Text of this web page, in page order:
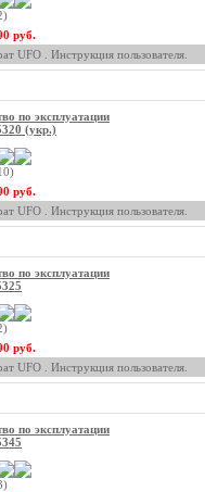
руб.
UFO . Инструкция пользователя.
по эксплуатации
(укр.)
руб.
UFO . Инструкция пользователя.
по эксплуатации
руб.
UFO . Инструкция пользователя.
по эксплуатации